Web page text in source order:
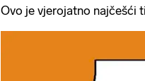
Ovo je vjerojatno najčešći